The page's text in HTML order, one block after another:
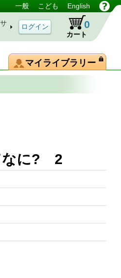
一般 こども English
カート
0
マイライブラリー
なに? 2